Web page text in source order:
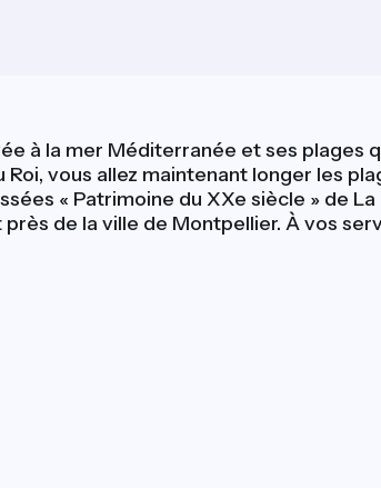
à la mer Méditerranée et ses
Roi, vous allez maintenant longer les
« Patrimoine du XXe siècle » de
près de la ville de Montpellier. À vos